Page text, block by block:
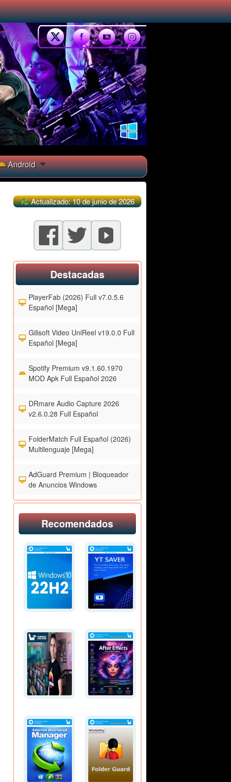
Android
Actualizado: 10 de junio de 2026
Destacadas
PlayerFab (2026) Full v7.0.5.6
Español [Mega]
Gilisoft Video UniReel v19.0.0 Full
Español [Mega]
Spotify Premium v9.1.60.1970
MOD Apk Full Español 2026
DRmare Audio Capture 2026
v2.6.0.28 Full Español
FolderMatch Full Español (2026)
Multilenguaje [Mega]
AdGuard Premium | Bloqueador
de Anuncios Windows
Recomendados